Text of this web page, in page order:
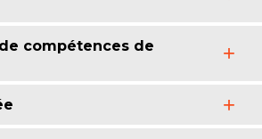
compétences de